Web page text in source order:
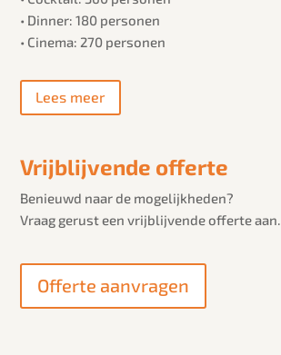
• Dinner: 180 personen
• Cinema: 270 personen
Lees meer
Vrijblijvende offerte
Benieuwd naar de mogelijkheden?
Vraag gerust een vrijblijvende offerte aan.
Offerte aanvragen